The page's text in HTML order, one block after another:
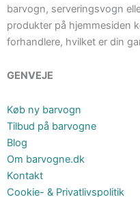
barvogn, serveringsvogn
produkter på hjemmesiden
forhandlere, hvilket er din
GENVEJE
Køb ny barvogn
Tilbud på barvogne
Blog
Om barvogne.dk
Kontakt
Cookie- & Privatlivspolitik